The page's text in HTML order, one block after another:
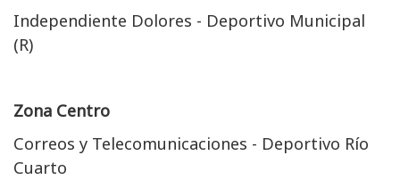
Independiente Dolores - Deportivo Municipal
(R)
Zona Centro
Correos y Telecomunicaciones - Deportivo Río
Cuarto